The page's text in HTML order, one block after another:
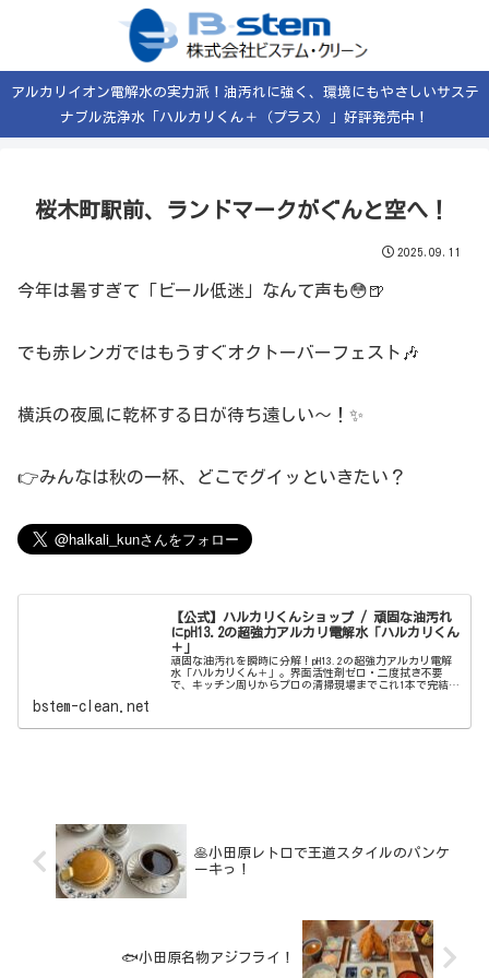
アルカリイオン電解水の実力派！油汚れに強く、環境にもやさしいサステ
ナブル洗浄水「ハルカリくん＋（プラス）」好評発売中！
桜木町駅前、ランドマークがぐんと空へ！
2025.09.11
今年は暑すぎて「ビール低迷」なんて声も😳🍺
でも赤レンガではもうすぐオクトーバーフェスト🎶
横浜の夜風に乾杯する日が待ち遠しい〜！✨
👉みんなは秋の一杯、どこでグイッといきたい？
【公式】ハルカリくんショップ / 頑固な油汚れ
にpH13.2の超強力アルカリ電解水「ハルカリくん
＋」
頑固な油汚れを瞬時に分解！pH13.2の超強力アルカリ電解
水「ハルカリくん＋」。界面活性剤ゼロ・二度拭き不要
で、キッチン周りからプロの清掃現場までこれ1本で完結。
bstem-clean.net
🥞小田原レトロで王道スタイルのパンケ
ーキっ！
🐟小田原名物アジフライ！